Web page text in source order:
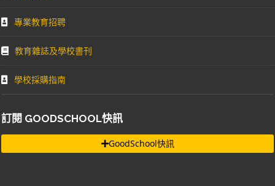
專業教育招聘
教育雜誌及學校書刊
學校採購指南
訂閱 GOODSCHOOL快訊
GoodSchool快訊